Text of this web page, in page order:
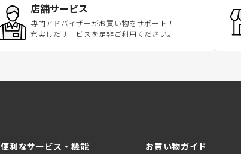
店舗サービス
専門アドバイザーがお買い物をサポート！
充実したサービスを是非ご利用ください。
便利なサービス・機能 お買い物ガイド